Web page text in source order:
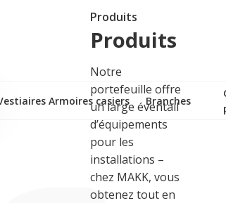
Produits
Produits
Notre
portefeuille offre
un large éventail
d’équipements
pour les
installations –
chez MAKK, vous
obtenez tout en
Armoires casiers Branches